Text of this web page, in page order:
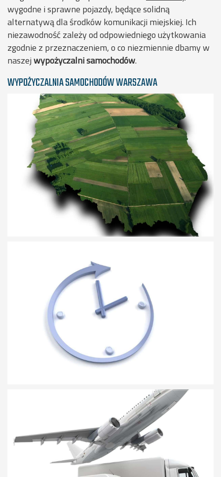
wygodne i sprawne pojazdy, będące solidną
alternatywą dla środków komunikacji miejskiej. Ich
niezawodność zależy od odpowiedniego użytkowania
zgodnie z przeznaczeniem, o co niezmiennie dbamy w
naszejwypożyczalnisamochodów.
WYPOŻYCZALNIA SAMOCHODÓW WARSZAWA